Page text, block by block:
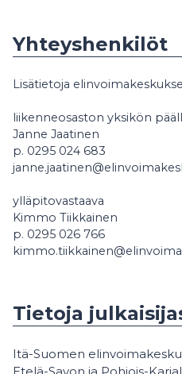
Yhteyshenkilöt
Lisätietoja
liikenneosaston yksikön
Janne Jaatinen
p. 0295 024 683
ylläpitovastaava
Kimmo Tiikkainen
p. 0295 026 766
Tietoja
Itä-Suomen